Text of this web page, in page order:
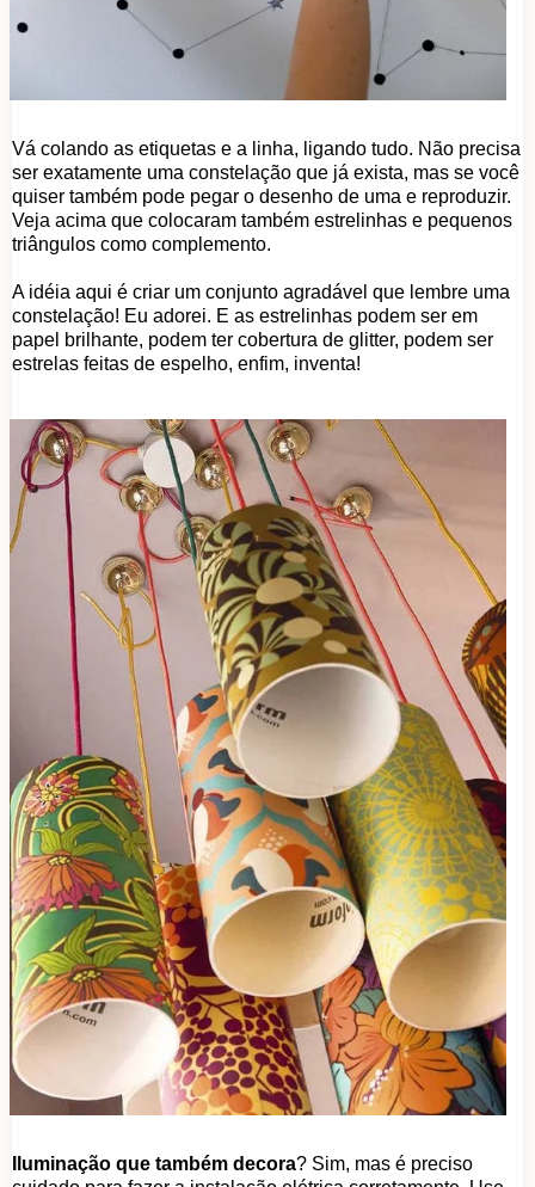
Vá colando as etiquetas e a linha, ligando tudo. Não precisa
ser exatamente uma constelação que já exista, mas se você
quiser também pode pegar o desenho de uma e reproduzir.
Veja acima que colocaram também estrelinhas e pequenos
triângulos como complemento.
A idéia aqui é criar um conjunto agradável que lembre uma
constelação! Eu adorei. E as estrelinhas podem ser em
papel brilhante, podem ter cobertura de glitter, podem ser
estrelas feitas de espelho, enfim, inventa!
Iluminação que também decora? Sim, mas é preciso